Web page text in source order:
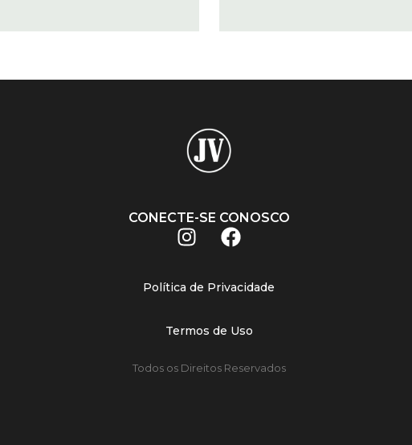
CONECTE-SE CONOSCO
Política de Privacidade
Termos de Uso
Todos os Direitos Reservados